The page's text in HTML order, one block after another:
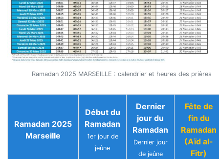
Ramadan 2025 MARSEILLE : calendrier et heures des prières
Ramadan 2025
Marseille
Début du
Ramadan
1er jour de
jeûne
Dernier
jour du
Ramadan
Dernier jour
de jeûne
Fête de
fin du
Ramadan
(Aïd al-
Fitr)